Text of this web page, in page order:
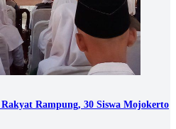
Rampung, 30 Siswa Mojokerto